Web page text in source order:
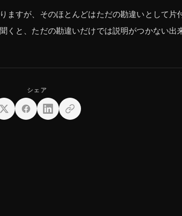
ますが、そのほとんどはただの勘違いとして片
くと、ただの勘違いだけでは説明がつかない出